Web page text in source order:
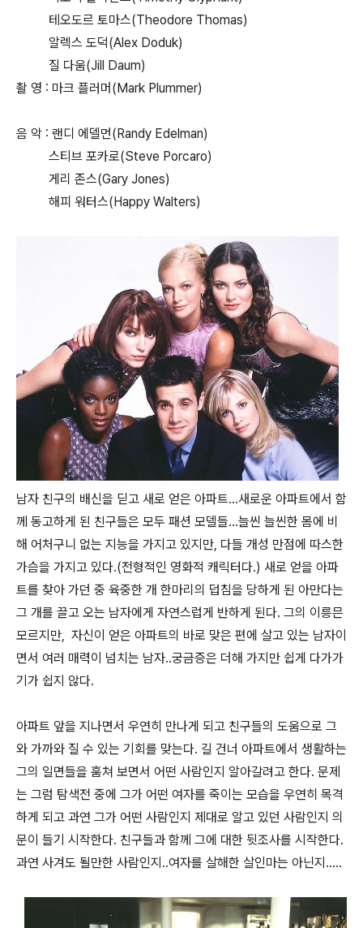
테오도르 토마스(Theodore Thomas)
알렉스 도덕(Alex Doduk)
질 다움(Jill Daum)
촬 영 : 마크 플러머(Mark Plummer)
음 악 : 랜디 에델먼(Randy Edelman)
스티브 포카로(Steve Porcaro)
게리 존스(Gary Jones)
해피 워터스(Happy Walters)
남자 친구의 배신을 딛고 새로 얻은 아파트...새로운 아파트에서 함
께 동고하게 된 친구들은 모두 패션 모델들...늘씬 늘씬한 몸에 비
해 어처구니 없는 지능을 가지고 있지만, 다들 개성 만점에 따스한
가슴을 가지고 있다.(전형적인 영화적 캐릭터다.) 새로 얻을 아파
트를 찾아 가던 중 육중한 개 한마리의 덥침을 당하게 된 아만다는
그 개를 끌고 오는 남자에게 자연스럽게 반하게 된다. 그의 이릉믄
모르지만, 자신이 얻은 아파트의 바로 맞은 편에 살고 있는 남자이
면서 여러 매력이 넘치는 남자..궁금증은 더해 가지만 쉽게 다가가
기가 쉽지 않다.
아파트 앞을 지나면서 우연히 만나게 되고 친구들의 도움으로 그
와 가까와 질 수 있는 기회를 맞는다. 길 건너 아파트에서 생활하는
그의 일면들을 훔쳐 보면서 어떤 사람인지 알아갈려고 한다. 문제
는 그럼 탐색전 중에 그가 어떤 여자를 죽이는 모습을 우연히 목격
하게 되고 과연 그가 어떤 사람인지 제대로 알고 있던 사람인지 의
문이 들기 시작한다. 친구들과 함께 그에 대한 뒷조사를 시작한다.
과연 사겨도 될만한 사람인지..여자를 살해한 살인마는 아닌지.....